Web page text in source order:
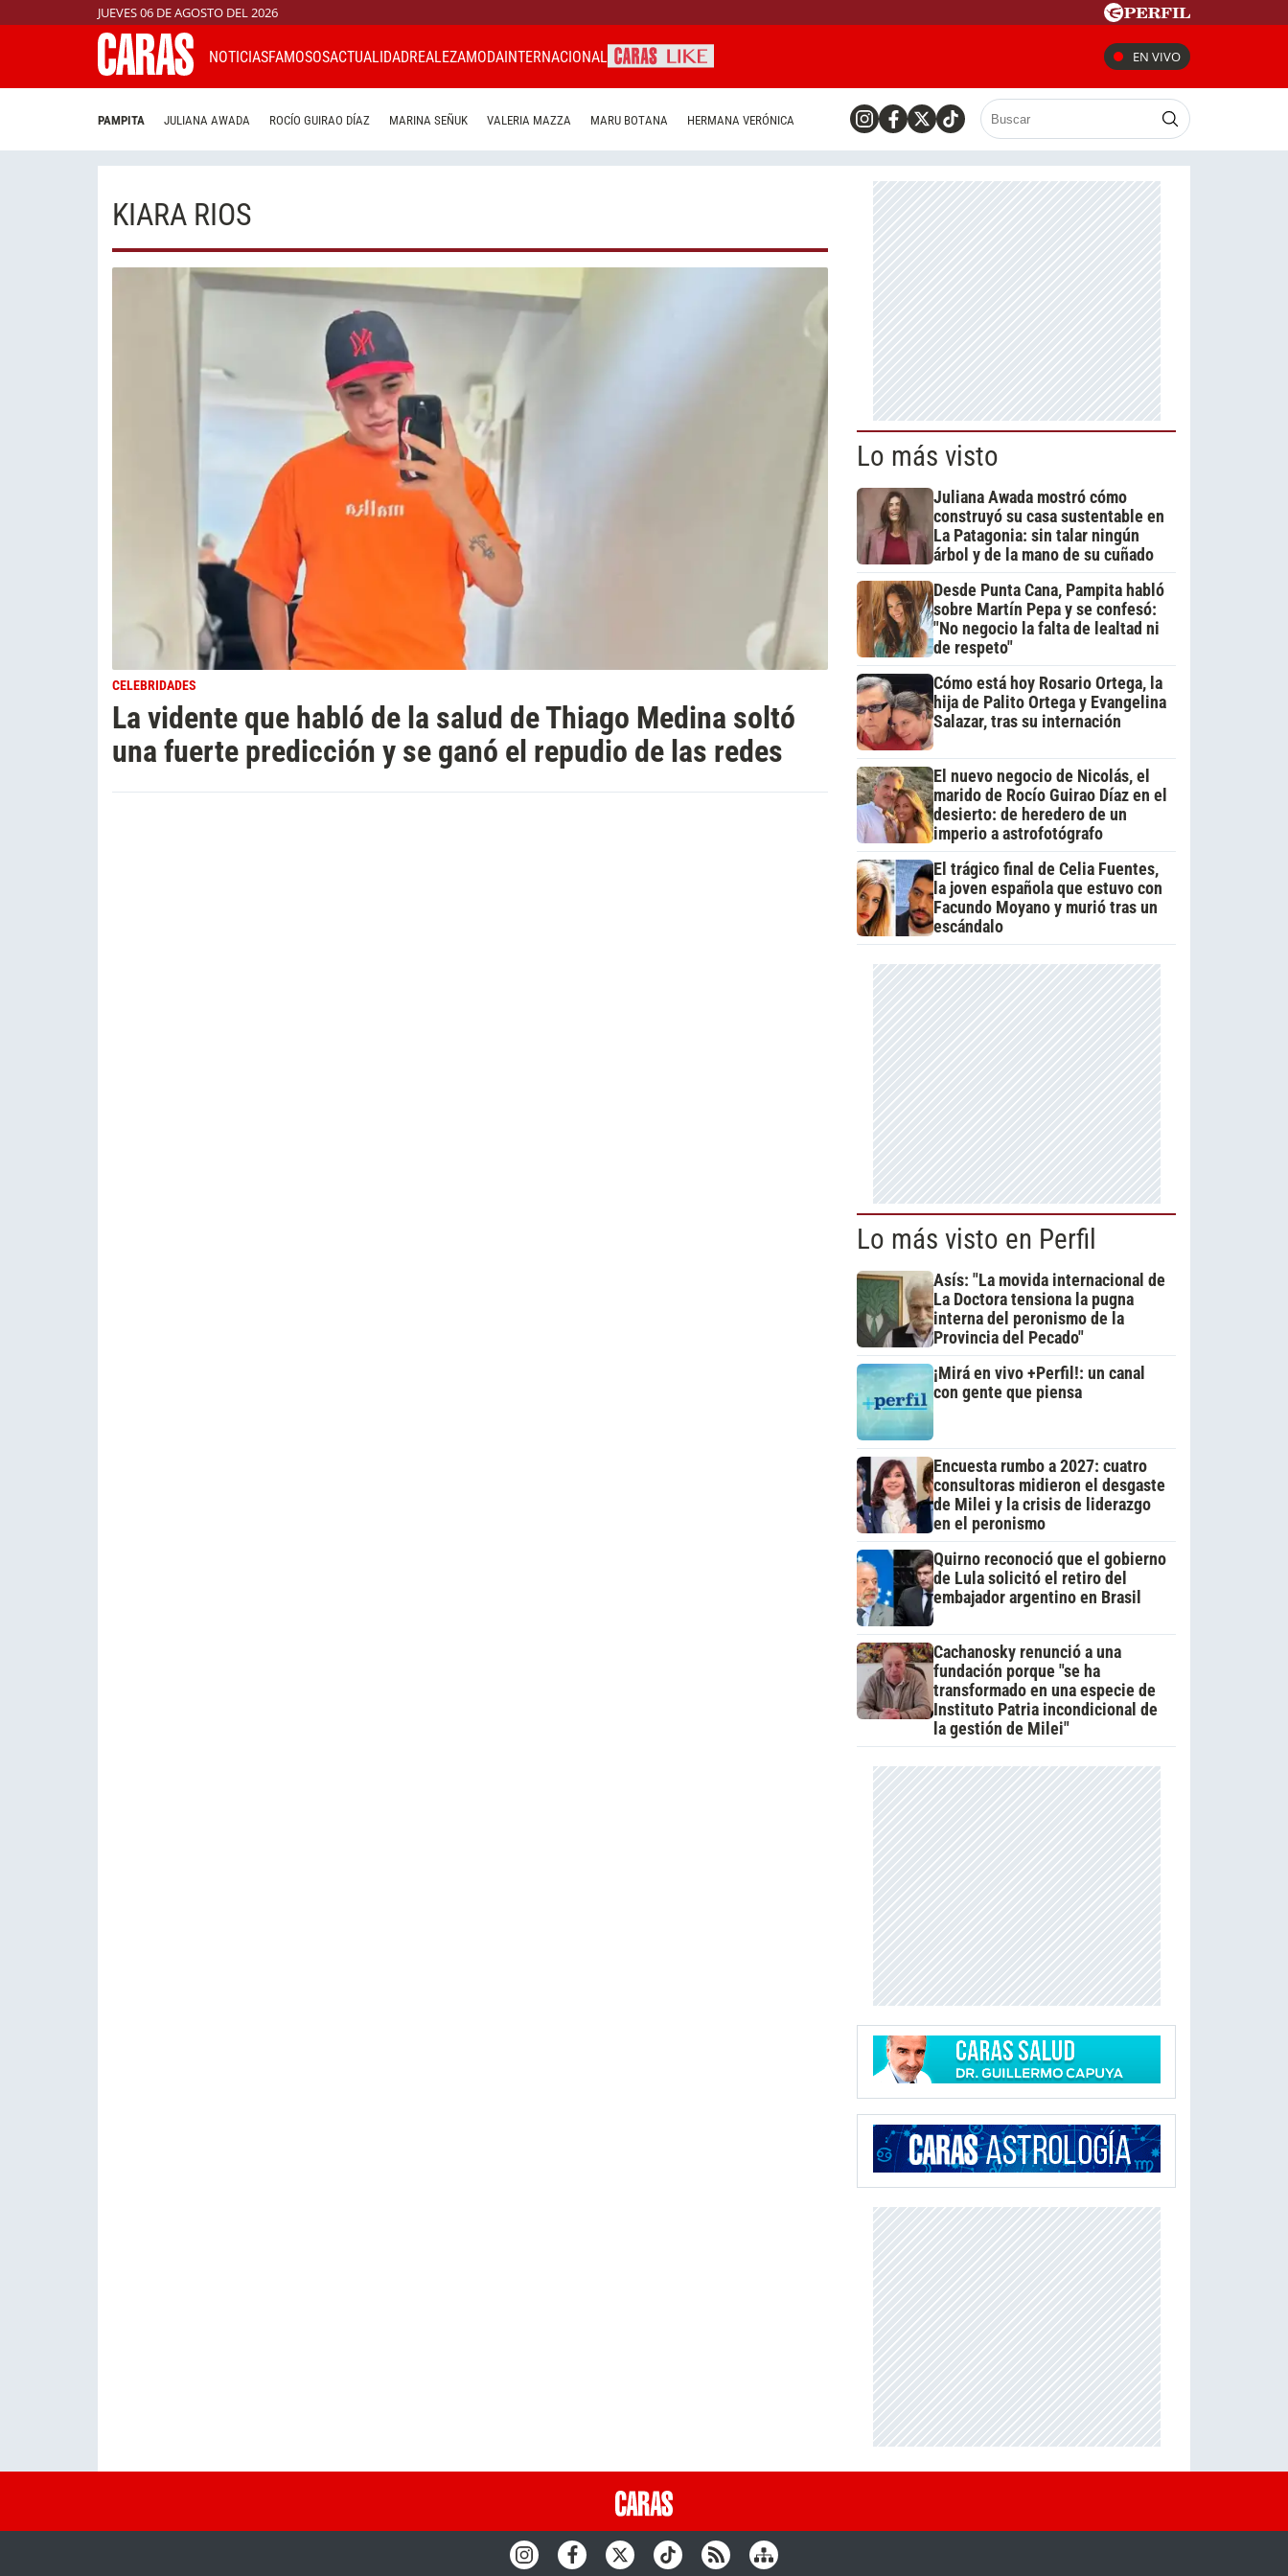
JUEVES 06 DE AGOSTO DEL 2026
NOTICIASFAMOSOSACTUALIDADREALEZAMODAINTERNACIONAL EN VIVO
PAMPITA JULIANA AWADA ROCÍO GUIRAO DÍAZ MARINA SEÑUK VALERIA MAZZA MARU BOTANA HERMANA VERÓNICA
KIARA RIOS
CELEBRIDADES
La vidente que habló de la salud de Thiago Medina soltó
una fuerte predicción y se ganó el repudio de las redes
Lo más visto
Juliana Awada mostró cómo
construyó su casa sustentable en
La Patagonia: sin talar ningún
árbol y de la mano de su cuñado
Desde Punta Cana, Pampita habló
sobre Martín Pepa y se confesó:
"No negocio la falta de lealtad ni
de respeto"
Cómo está hoy Rosario Ortega, la
hija de Palito Ortega y Evangelina
Salazar, tras su internación
El nuevo negocio de Nicolás, el
marido de Rocío Guirao Díaz en el
desierto: de heredero de un
imperio a astrofotógrafo
El trágico final de Celia Fuentes,
la joven española que estuvo con
Facundo Moyano y murió tras un
escándalo
Lo más visto en Perfil
Asís: "La movida internacional de
La Doctora tensiona la pugna
interna del peronismo de la
Provincia del Pecado"
¡Mirá en vivo +Perfil!: un canal
con gente que piensa
Encuesta rumbo a 2027: cuatro
consultoras midieron el desgaste
de Milei y la crisis de liderazgo
en el peronismo
Quirno reconoció que el gobierno
de Lula solicitó el retiro del
embajador argentino en Brasil
Cachanosky renunció a una
fundación porque "se ha
transformado en una especie de
Instituto Patria incondicional de
la gestión de Milei"